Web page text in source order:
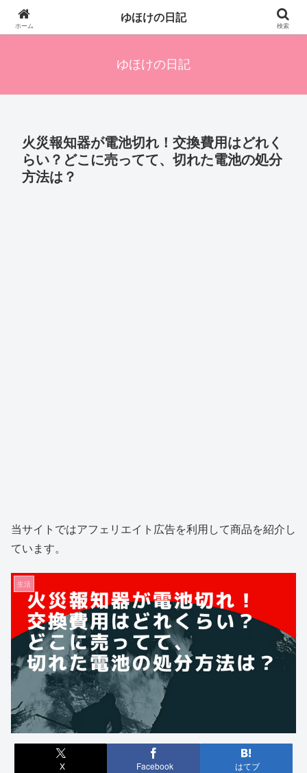
四人の子を持つ母のズボラ生活備忘録です。興味のあることアレやコレ、色々
発信します。
ゆほけの日記
火災報知器が電池切れ！交換費用はどれく
らい？どこに売ってて、切れた電池の処分
方法は？
当サイトではアフェリエイト広告を利用して商品を紹介し
ています。
生活
X Facebook はてブ
ホーム
ゆほけの日記
検索